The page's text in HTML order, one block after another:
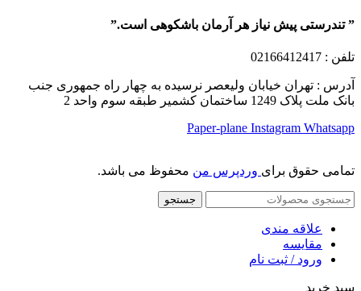
” تندرستی پیش نیاز هر آرمان باشکوهی است.”
تلفن : 02166412417
آدرس : تهران خیابان ولیعصر نرسیده به چهار راه جمهوری جنب
بانک ملت پلاک 1249 ساختمان کشمیر طبقه سوم واحد 2
Paper-plane Instagram Whatsapp
تمامی حقوق برای وردپرس من محفوظ می باشد.
جستجو
علاقه مندی
مقایسه
ورود / ثبت نام
سبد خرید